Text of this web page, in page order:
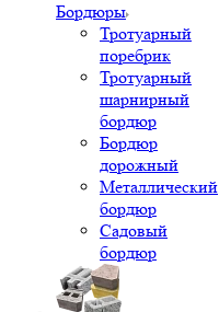
Бордюры
Тротуарный
поребрик
Тротуарный
шарнирный
бордюр
Бордюр
дорожный
Металлический
бордюр
Садовый
бордюр